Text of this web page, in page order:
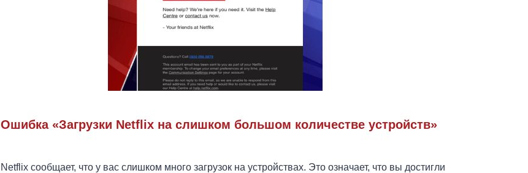
Ошибка «Загрузки Netflix на слишком большом количестве устройств»
Netflix сообщает, что у вас слишком много загрузок на устройствах. Это означает, что вы достигли